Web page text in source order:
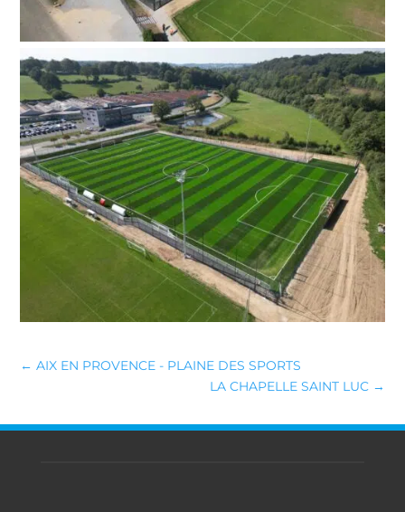
←AIX EN PROVENCE - PLAINE DES SPORTS
LA CHAPELLE SAINT LUC→